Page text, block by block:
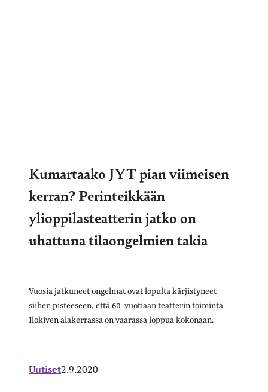
Kumartaako JYT pian viimeisen
kerran? Perinteikkään
ylioppilasteatterin jatko on
uhattuna tilaongelmien takia
Vuosia jatkuneet ongelmat ovat lopulta kärjistyneet
siihen pisteeseen, että 60-vuotiaan teatterin toiminta
Ilokiven alakerrassa on vaarassa loppua kokonaan.
Uutiset2.9.2020